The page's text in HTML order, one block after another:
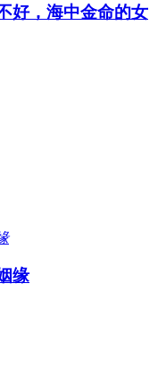
好，海中金命的女
缘